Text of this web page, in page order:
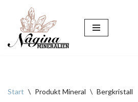
Zum
Inhalt
Start \ Produkt Mineral \ Bergkristall